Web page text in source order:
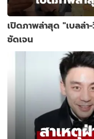
เปิดภาพล่าสุด "เบลล่
ชัดเจน